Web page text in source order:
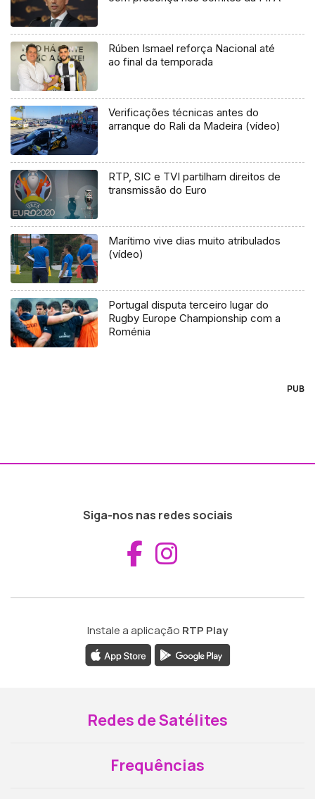
Rúben Ismael reforça Nacional até
ao final da temporada
Verificações técnicas antes do
arranque do Rali da Madeira (vídeo)
RTP, SIC e TVI partilham direitos de
transmissão do Euro
Marítimo vive dias muito atribulados
(vídeo)
Portugal disputa terceiro lugar do
Rugby Europe Championship com a
Roménia
PUB
Siga-nos nas redes sociais
Aceder ao
Instale a aplicação RTP Play
Redes de Satélites
Frequências